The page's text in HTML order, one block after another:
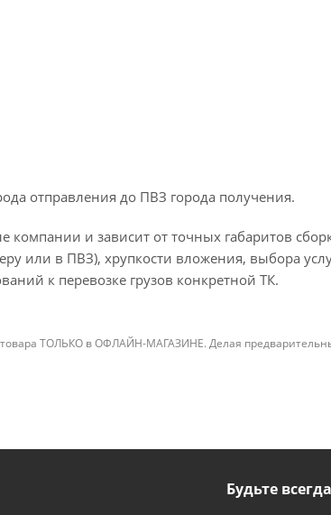
отправления до ПВЗ города получения.
компании и зависит от точных габаритов
или в ПВЗ), хрупкости вложения, выбора
к перевозке грузов конкретной ТК.
ТОЛЬКО в ОФЛАЙН-МАГАЗИНЕ. Делая
Будьте